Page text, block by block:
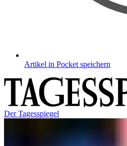
Artikel in Pocket speichern
Der Tagesspiegel